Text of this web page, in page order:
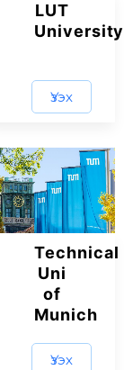
LUT
University
Үзэх
Technical
Uni
of
Munich
Үзэх